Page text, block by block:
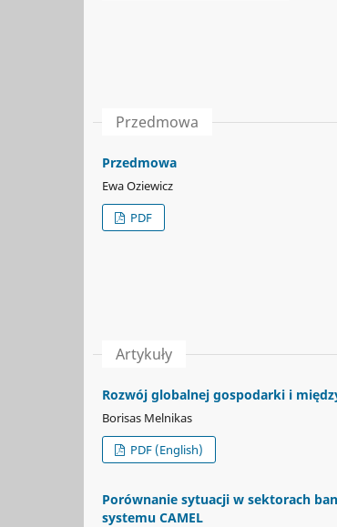
Przedmowa
Przedmowa
Ewa Oziewicz
PDF
Artykuły
Rozwój globalnej gospodarki i
Borisas Melnikas
PDF (English)
Porównanie sytuacji w sektorach
systemu CAMEL